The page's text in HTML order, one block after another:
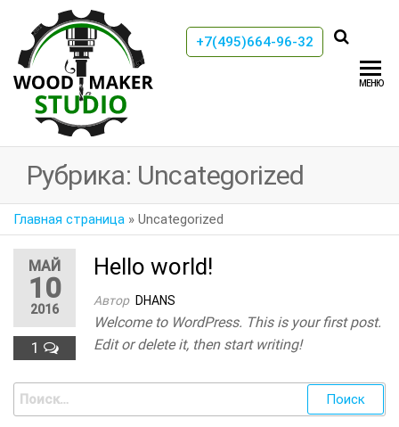
+7(495)664-96-32
МЕНЮ
Рубрика: Uncategorized
Главная страница » Uncategorized
МАЙ
10
2016
1
Hello world!
Автор DHANS
Welcome to WordPress. This is your first post.
Edit or delete it, then start writing!